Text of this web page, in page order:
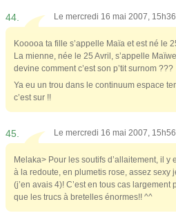
44. Le mercredi 16 mai 2007,
Kooooa ta fille s’appelle Maïa et est né le
La mienne, née le 25 Avril, s’appelle
devine comment c’est son p’tit surnom ???
Ya eu un trou dans le continuum espace
c’est sur !!
45. Le mercredi 16 mai 2007,
Melaka> Pour les soutifs d’allaitement, il y
à la redoute, en plumetis rose, assez sexy
(j’en avais 4)! C’est en tous cas largement
que les trucs à bretelles énormes!! ^^